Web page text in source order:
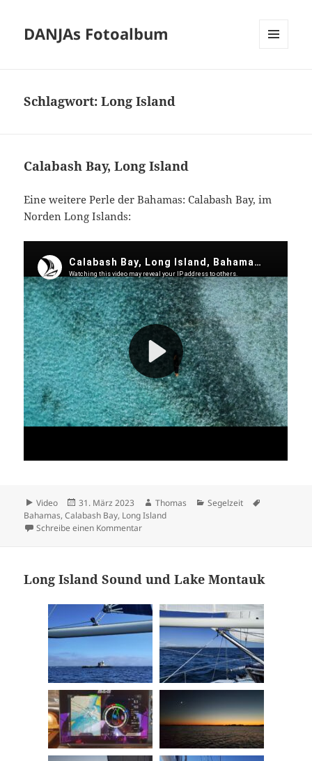
DANJAs Fotoalbum
Schlagwort:Long Island
Calabash Bay, Long Island
Eine weitere Perle der Bahamas: Calabash Bay, im
Norden Long Islands:
Format
Video
Veröffentlicht
am
31. März 2023 Autor
Thomas Kategorien
Segelzeit
Bahamas,Calabash Bay, Long Island
Schreibe einen Kommentarzu Calabash Bay, Long Island
Long Island Sound und Lake Montauk